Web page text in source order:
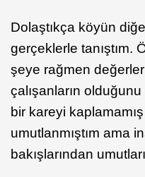
Dolaştıkça köyün
gerçeklerle tanıştım.
şeye rağmen
çalışanların
bir kareyi
umutlanmıştım ama
bakışlarından